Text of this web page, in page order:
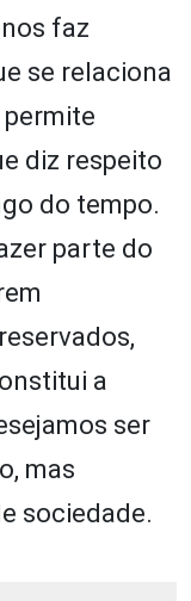
faz
se relaciona
permite
diz respeito
do tempo.
parte do
a
ser
mas
sociedade.